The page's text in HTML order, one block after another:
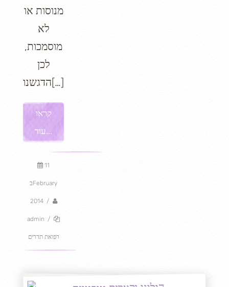
מנוסות או
לא
מוסמכות,
לכן
הדגשנו[…]
קראו
עוד...
11
בFebruary
2014 /
admin /
רפואת תדרים